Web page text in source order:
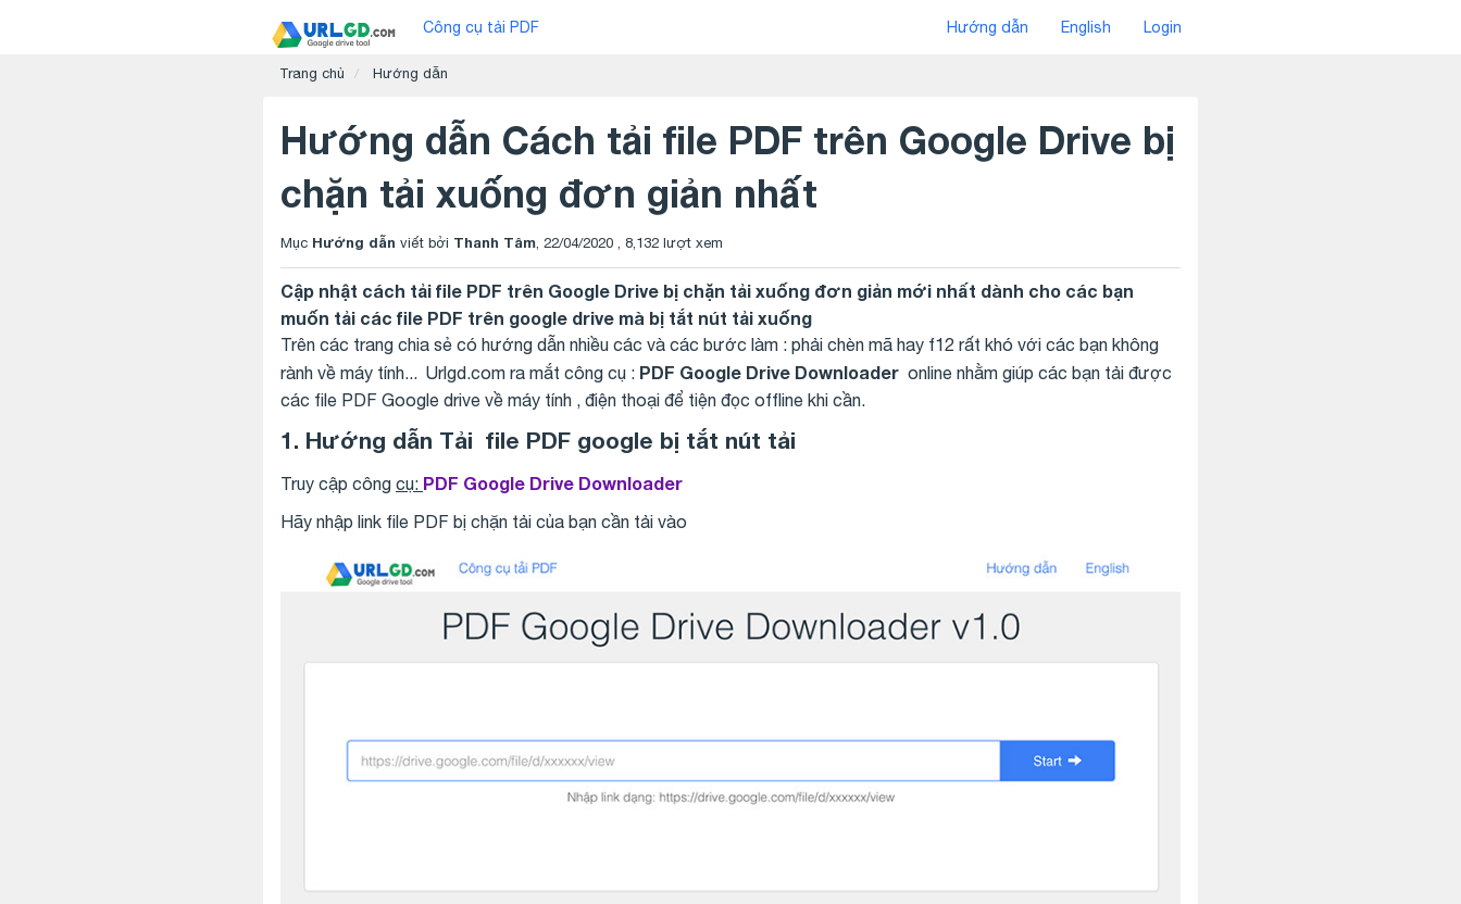
Công cụ tải PDF Hướng dẫn English Login
Trang chủ Hướng dẫn
Hướng dẫn Cách tải file PDF trên Google Drive bị
chặn tải xuống đơn giản nhất
Mục Hướng dẫn viết bởi Thanh Tâm, 22/04/2020 , 8,132 lượt xem
Cập nhật cách tải file PDF trên Google Drive bị chặn tải xuống đơn giản mới nhất dành cho các bạn
muốn tải các file PDF trên google drive mà bị tắt nút tải xuống
Trên các trang chia sẻ có hướng dẫn nhiều các và các bước làm : phải chèn mã hay f12 rất khó với các bạn không
rành về máy tính... Urlgd.com ra mắt công cụ : PDF Google Drive Downloader online nhằm giúp các bạn tải được
các file PDF Google drive về máy tính , điện thoại để tiện đọc offline khi cần.
1. Hướng dẫn Tải file PDF google bị tắt nút tải
Truy cập công cụ: PDF Google Drive Downloader
Hãy nhập link file PDF bị chặn tải của bạn cần tải vào